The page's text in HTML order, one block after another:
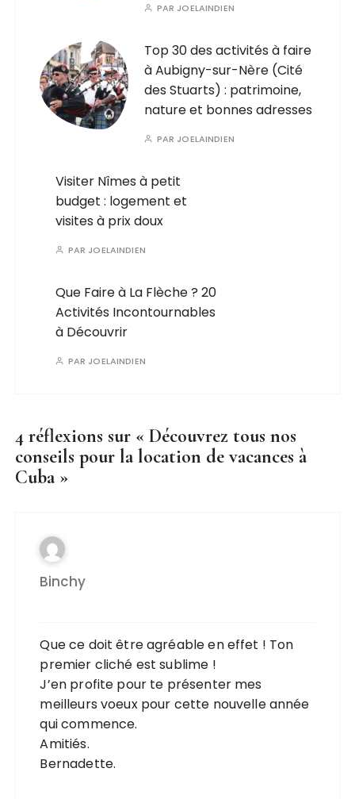
PAR JOELAINDIEN
Top 30 des activités à faire
à Aubigny-sur-Nère (Cité
des Stuarts) : patrimoine,
nature et bonnes adresses
PAR JOELAINDIEN
Visiter Nîmes à petit
budget : logement et
visites à prix doux
PAR JOELAINDIEN
Que Faire à La Flèche ? 20
Activités Incontournables
à Découvrir
PAR JOELAINDIEN
4 réflexions sur «Découvrez tous nos
conseils pour la location de vacances à
Cuba»
Binchy
Que ce doit être agréable en effet ! Ton
premier cliché est sublime !
J’en profite pour te présenter mes
meilleurs voeux pour cette nouvelle année
qui commence.
Amitiés.
Bernadette.